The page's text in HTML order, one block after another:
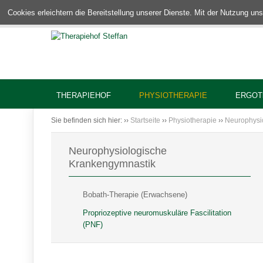
Cookies erleichtern die Bereitstellung unserer Dienste. Mit der Nutzung
THERAPIEHOF PHYSIOTHERAPIE
Sie befinden sich hier: ›› Startseite ›› Physiotherapie ››
Neurophysiologische
Krankengymnastik
Bobath-Therapie (Erwachsene)
Propriozeptive neuromuskuläre Fascilitation
(PNF)